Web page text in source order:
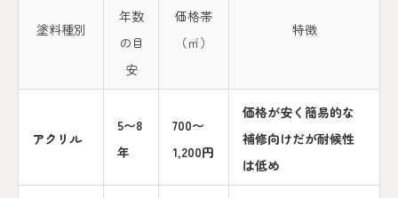
塗料種別
年数
の目
安
価格帯
（㎡）
特徴
アクリル
5〜8
年
700〜
1,200円
価格が安く簡易的な
補修向けだが耐候性
は低め